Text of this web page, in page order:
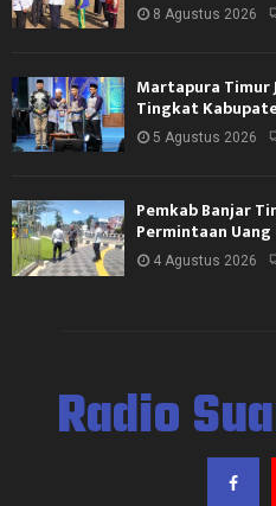
8 Agustus 2026
Martapura Timur
Tingkat
5 Agustus 2026
Pemkab Banjar
Permintaan Uang
4 Agustus 2026
Radio